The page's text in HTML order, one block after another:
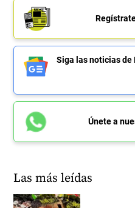
Siga las noticias de
Únete a
Las más leídas